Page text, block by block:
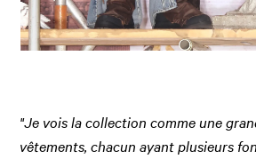
"Je vois la collection comme une
vêtements, chacun ayant plusieurs